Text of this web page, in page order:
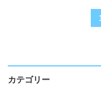
1
カテゴリー